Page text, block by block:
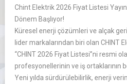
Chint Elektrik 2026 Fiyat Listesi
Dönem Başlıyor!
Küresel enerji çözümleri ve alçak
lider markalarından biri olan CHINT
“CHINT 2026 Fiyat Listesi”ni resmi
profesyonellerinin ve iş ortaklarının
Yeni yılda sürdürülebilirlik, enerji